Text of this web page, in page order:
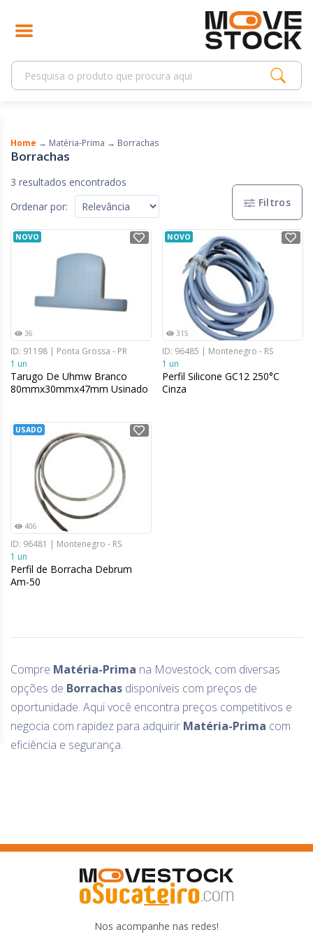
Home → Matéria-Prima → Borrachas
Borrachas
3 resultados encontrados
Ordenar por:
Filtros
NOVO
36
ID: 91198 | Ponta Grossa - PR
1 un
Tarugo De Uhmw Branco
80mmx30mmx47mm Usinado
NOVO
315
ID: 96485 | Montenegro - RS
1 un
Perfil Silicone GC12 250°C
Cinza
USADO
406
ID: 96481 | Montenegro - RS
1 un
Perfil de Borracha Debrum
Am-50
Compre Matéria-Prima na Movestock, com diversas
opções de Borrachas disponíveis com preços de
oportunidade. Aqui você encontra preços competitivos e
negocia com rapidez para adquirir Matéria-Prima com
eficiência e segurança.
Nos acompanhe nas redes!